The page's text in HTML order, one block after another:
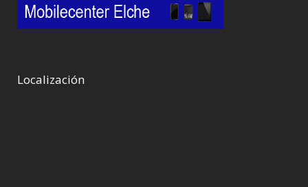
Localización